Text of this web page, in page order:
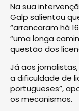
Na sua
Galp salientou
“arrancaram há
“uma longa
questão dos
Já aos
a dificuldade de
portugueses”,
os mecanismos.